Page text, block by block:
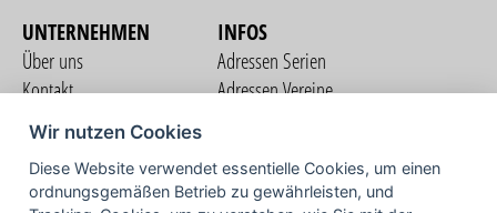
UNTERNEHMEN
Über uns
Kontakt
Nutzungsbedingungen
Datenschutzerklärung
Impressum
INFOS
Adressen Serien
Adressen Vereine
COMMUNITY
Wir nutzen Cookies
Diese Website verwendet essentielle Cookies, um einen
ordnungsgemäßen Betrieb zu gewährleisten, und